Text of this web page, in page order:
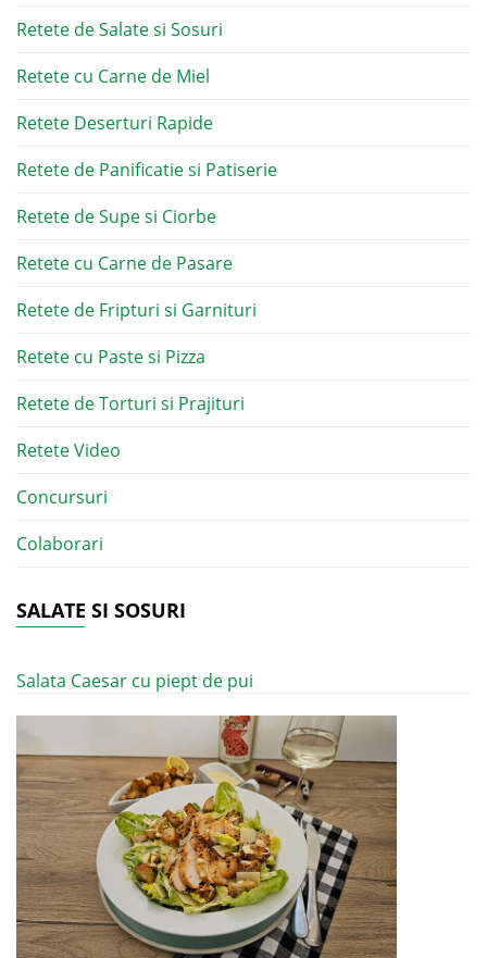
Retete de Salate si Sosuri
Retete cu Carne de Miel
Retete Deserturi Rapide
Retete de Panificatie si Patiserie
Retete de Supe si Ciorbe
Retete cu Carne de Pasare
Retete de Fripturi si Garnituri
Retete cu Paste si Pizza
Retete de Torturi si Prajituri
Retete Video
Concursuri
Colaborari
SALATE SI SOSURI
Salata Caesar cu piept de pui